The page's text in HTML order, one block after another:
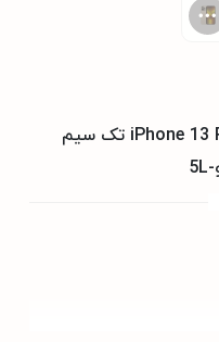
گوشی موبایل اپل مدل iPhone 13 Pro VN/A تک سیم‌